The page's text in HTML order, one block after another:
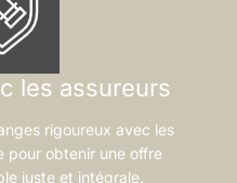
les assureurs
rigoureux avec les
pour obtenir une offre
juste et intégrale.